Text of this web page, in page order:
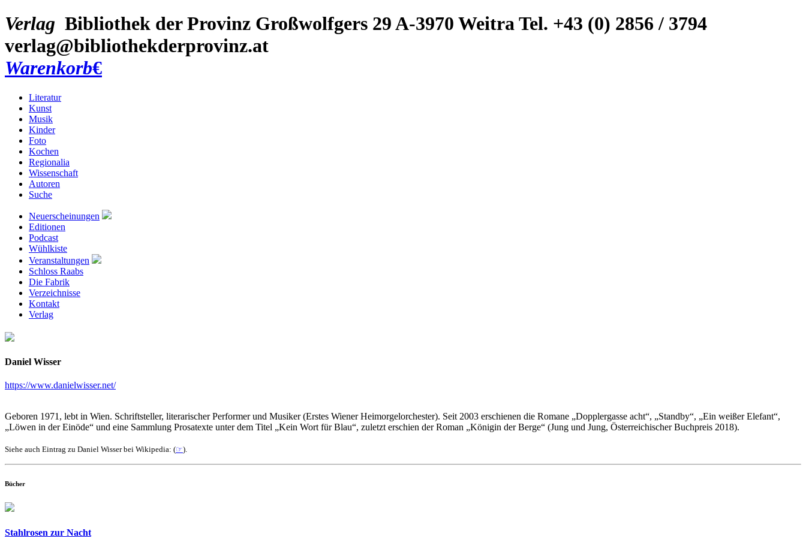
Verlag Bibliothek der Provinz Großwolfgers 29A-3970 WeitraTel. +43 (0) 2856 / 3794
verlag@bibliothekderprovinz.at
Warenkorb€
Literatur
Kunst
Musik
Kinder
Foto
Kochen
Regionalia
Wissenschaft
Autoren
Suche
Neuerscheinungen
Editionen
Podcast
Wühlkiste
Veranstaltungen
Schloss Raabs
Die Fabrik
Verzeichnisse
Kontakt
Verlag
Daniel Wisser
https://www.danielwisser.net/
Geboren 1971, lebt in Wien. Schriftsteller, literarischer Performer und Musiker (Erstes Wiener Heimorgelorchester). Seit 2003 erschienen die Romane „Dopplergasse acht“, „Standby“, „Ein weißer Elefant“,
„Löwen in der Einöde“ und eine Sammlung Prosatexte unter dem Titel „Kein Wort für Blau“, zuletzt erschien der Roman „Königin der Berge“ (Jung und Jung, Österreichischer Buchpreis 2018).
Siehe auch Eintrag zu Daniel Wisser bei Wikipedia: (☞).
Bücher
Stahlrosen zur Nacht